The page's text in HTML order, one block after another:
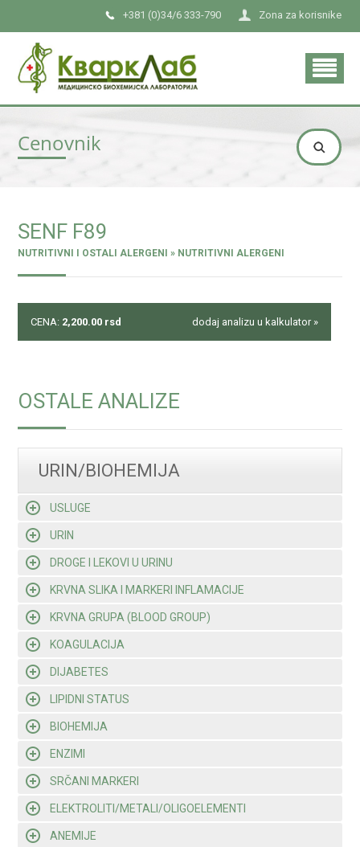
Zona za korisnike
+381 (0)34/6 333-790
Cenovnik
SENF F89
NUTRITIVNI I OSTALI ALERGENI » NUTRITIVNI ALERGENI
CENA: 2,200.00 rsd dodaj analizu u kalkulator »
OSTALE ANALIZE
URIN/BIOHEMIJA
USLUGE
URIN
DROGE I LEKOVI U URINU
KRVNA SLIKA I MARKERI INFLAMACIJE
KRVNA GRUPA (BLOOD GROUP)
KOAGULACIJA
DIJABETES
LIPIDNI STATUS
BIOHEMIJA
ENZIMI
SRČANI MARKERI
ELEKTROLITI/METALI/OLIGOELEMENTI
ANEMIJE